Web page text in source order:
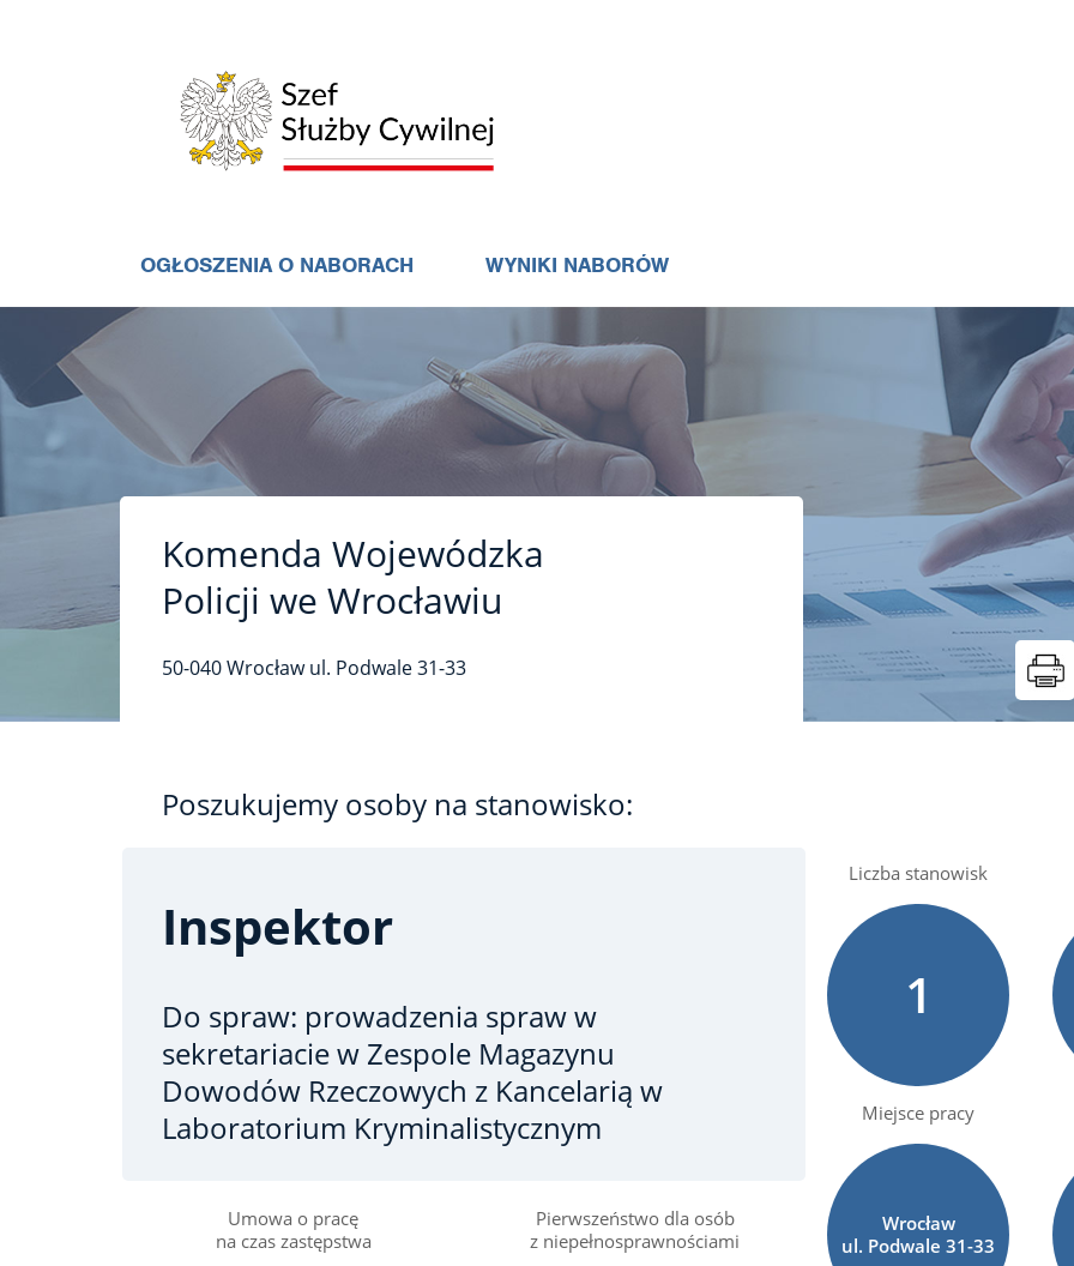
OGŁOSZENIA O NABORACH WYNIKI NABORÓW
Komenda Wojewódzka
Policji we Wrocławiu
50-040Wrocław ul. Podwale31-33
Poszukujemy osoby na stanowisko:
Inspektor
Do spraw: prowadzenia spraw w
sekretariacie w Zespole Magazynu
Dowodów Rzeczowych z Kancelarią w
Laboratorium Kryminalistycznym
Umowa o pracę
na czas zastępstwa
Pierwszeństwo dla osób
z niepełnosprawnościami
Liczba stanowisk
1
Miejsce pracy
Wrocław
ul. Podwale 31-33